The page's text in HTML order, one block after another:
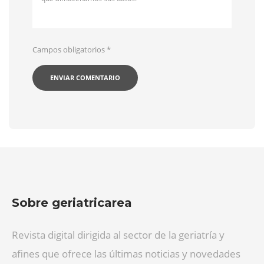
Campos obligatorios*
Sobre geriatricarea
Revista digital dirigida al sector de la geriatría y
afines que ofrece las últimas noticias y novedades